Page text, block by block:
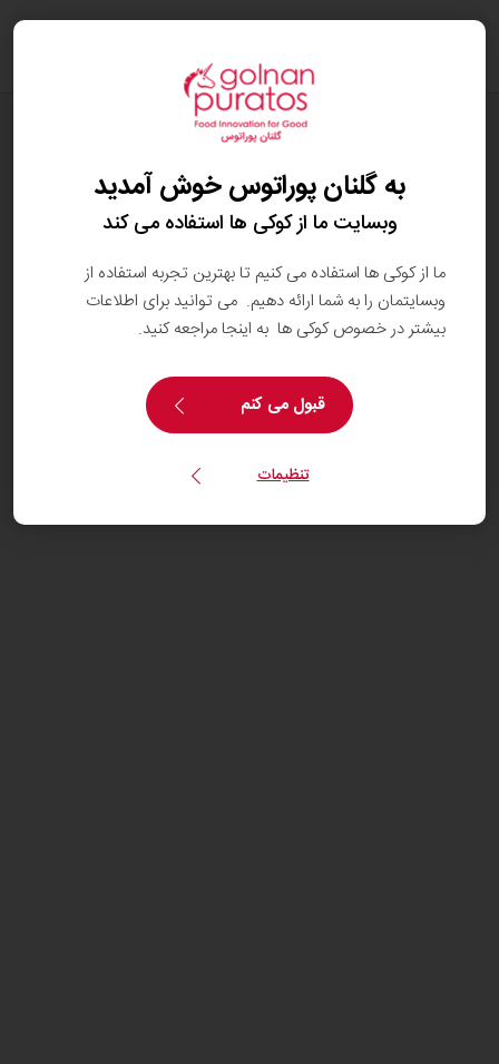
سلامتی دستگاه گوارش
به گلنان پوراتوس خوش آمدید
وبسایت ما از کوکی ها استفاده می کند
ما از کوکی ها استفاده می کنیم تا بهترین تجربه استفاده از
وبسایتمان را به شما ارائه دهیم. می توانید برای اطلاعات
بیشتر در خصوص کوکی ها به اینجا مراجعه کنید.
قبول می کنم
تنظیمات